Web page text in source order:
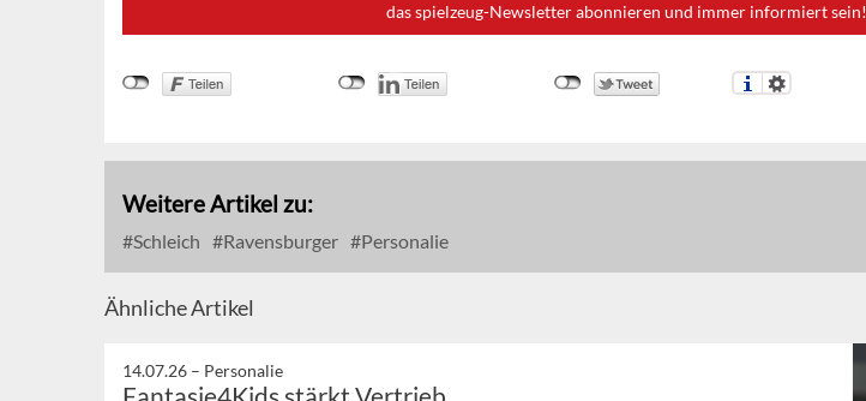
das spielzeug-Newsletter abonnieren und immer informiert sein!
Weitere Artikel zu:
Schleich Ravensburger Personalie
Ähnliche Artikel
14.07.26 – Personalie